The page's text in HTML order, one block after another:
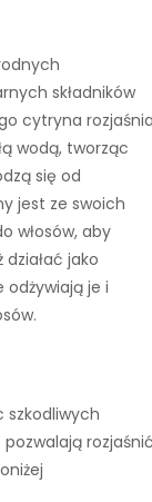
składników
cytryna rozjaśnia
wodą, tworząc
się od
jest ze swoich
włosów, aby
jako
odżywiają je i
szkodliwych
rozjaśnić